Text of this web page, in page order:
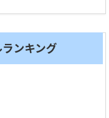
ンキング